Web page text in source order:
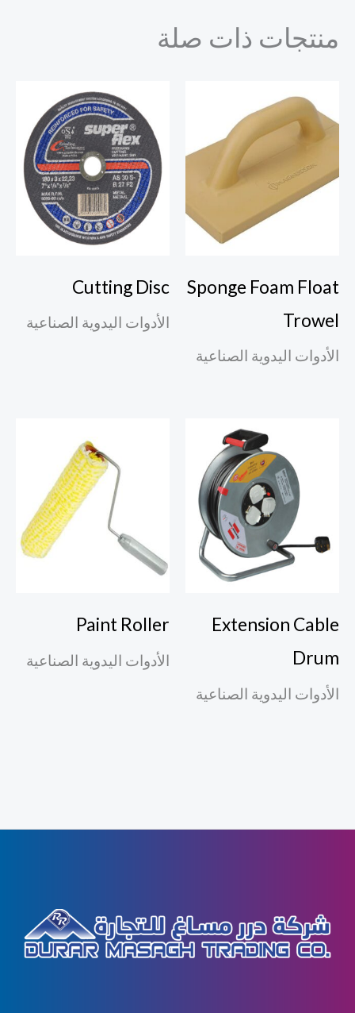
منتجات ذات صلة
Sponge Foam Float
Trowel
الأدوات اليدوية الصناعية
Cutting Disc
الأدوات اليدوية الصناعية
Extension Cable
Drum
الأدوات اليدوية الصناعية
Paint Roller
الأدوات اليدوية الصناعية